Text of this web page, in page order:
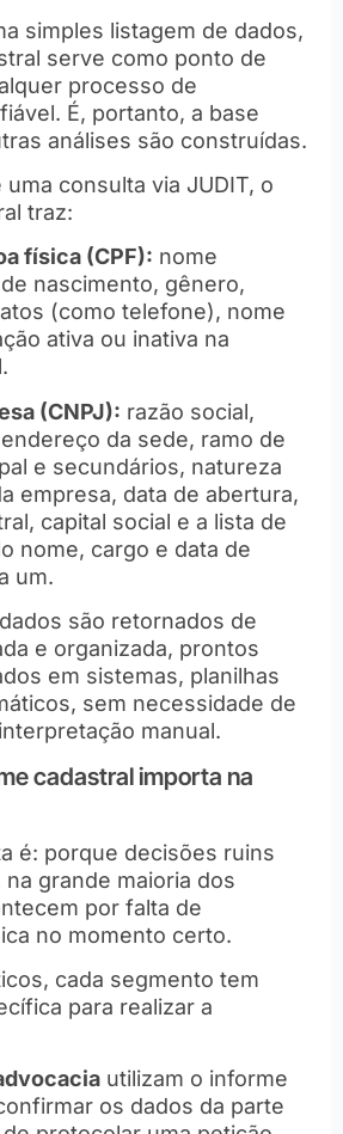
simples listagem de dados,
serve como ponto de
processo de
É, portanto, a base
análises são construídas.
consulta via JUDIT, o
traz:
física (CPF): nome
nascimento, gênero,
(como telefone), nome
ativa ou inativa na
(CNPJ): razão social,
da sede, ramo de
e secundários, natureza
empresa, data de abertura,
capital social e a lista de
nome, cargo e data de
um.
são retornados de
e organizada, prontos
em sistemas, planilhas
sem necessidade de
manual.
cadastral importa na
é: porque decisões ruins
na grande maioria dos
por falta de
no momento certo.
cada segmento tem
para realizar a
utilizam o informe
os dados da parte